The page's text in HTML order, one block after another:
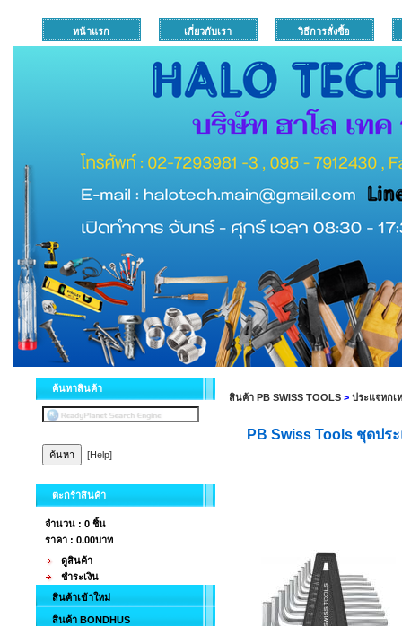
หน้าแรก เกี่ยวกับเรา วิธีการสั่งซื้อ
ค้นหาสินค้า
[Help]
ตะกร้าสินค้า
จำนวน : 0 ชิ้น
ราคา : 0.00บาท
ดูสินค้า
ชำระเงิน
สินค้าเข้าใหม่
สินค้า BONDHUS
สินค้า PB SWISS TOOLS > ประแจหกเ
PB Swiss Tools ชุดปร